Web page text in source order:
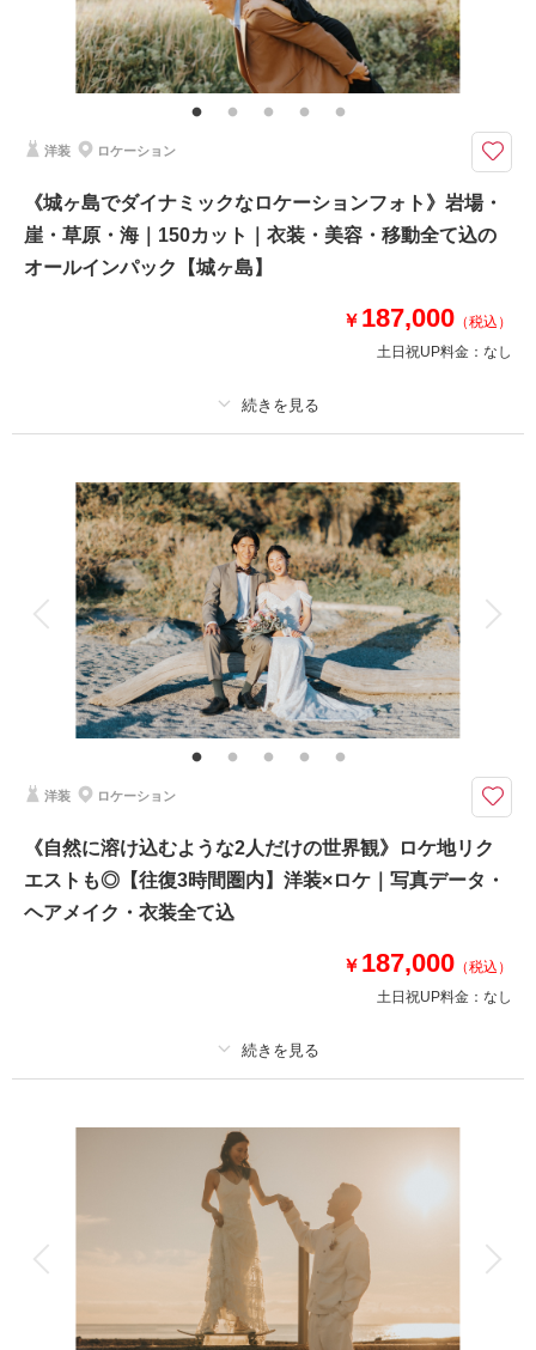
その他含むもの
100カットデータ（納期約3週間/レタッチ済）・ヘアメイク・撮影アテン
ド・アクセサリー類レンタル・ベールレンタル・セミオーダーブーケブーケ
（撮影後記念にお持ち帰り可）
お二人の大切な記念日、みなさんで一緒に撮影◎徒歩で移動しながら片瀬海
⚫︎片瀬江ノ島周辺ロケーション撮影
⚫︎データ：約100カット（色味補正等レタッチ済）
⚫︎納期：約3週間
⚫︎お花：セミオーダーでお好みのドライフラワーブーケ＆ブートニア作成
このプランで撮影可能な撮影レポート
相談予約する
来店・オンライン
撮影日の空き
を確認する
洋装 ロケーション
《城ヶ島でダイナミックなロケーションフォト》岩場・
崖・草原・海｜150カット｜衣装・美容・移動全て込の
オールインパック【城ヶ島】
￥ 187,000 （税込）
土日祝UP料金： なし
撮影料 新婦衣装1着 新郎衣装1着
着付け ヘアメイク 小物一式
アルバム データ 150 カット 台紙付写真
衣装追加 会食 挙式
家族と撮影 家族用衣装レンタル ペットと撮影
その他含むもの
撮影データ150カット（納期3週間/レタッチ済）・ヘアメイク・撮影アテン
ド・アクセサリー類レンタル・ベールレンタル・セミオーダードライブーケ
カメラマン車同乗◎現地解散◎ 《ドレス・ヘアメイク・オーダーブーケ・
全データ150カット付》表示価格より追加料金一切なし♪
●データ:約150カット(色味補正等レタッチ済)
●納期:約3週間
●衣装:国内外からセレクトしたドレスより1着レンタル（持込無料/ドレスグ
●お花:セミオーダードライフラワーブーケ＆ブートニア作成(お持ち帰り◎)
撮影日：2024年1月24日
を確認する
洋装 ロケーション
《自然に溶け込むような2人だけの世界観》ロケ地リク
エストも◎【往復3時間圏内】洋装×ロケ｜写真データ・
ヘアメイク・衣装全て込
￥ 187,000 （税込）
土日祝UP料金： なし
新婦衣装1着
ヘアメイク
データ 150 カット
会食
家族用衣装レンタル
その他含むもの